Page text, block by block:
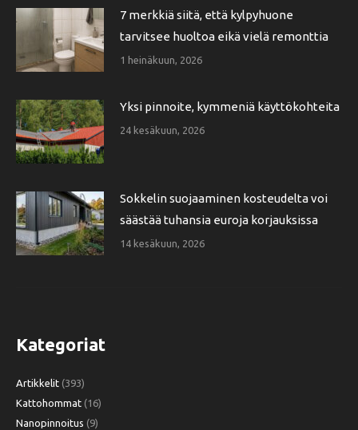
7 merkkiä siitä, että kylpyhuone
tarvitsee huoltoa eikä vielä remonttia
1 heinäkuun, 2026
Yksi pinnoite, kymmeniä käyttökohteita
24 kesäkuun, 2026
Sokkelin suojaaminen kosteudelta voi
säästää tuhansia euroja korjauksissa
14 kesäkuun, 2026
Kategoriat
Artikkelit (393)
Kattohommat (16)
Nanopinnoitus (9)